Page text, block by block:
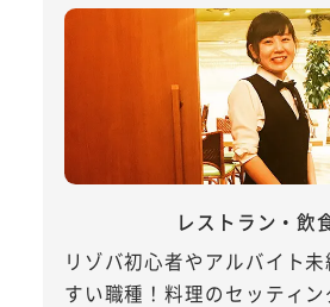
レストラン・飲
リゾバ初心者やアルバイト
すい職種！料理のセッティ